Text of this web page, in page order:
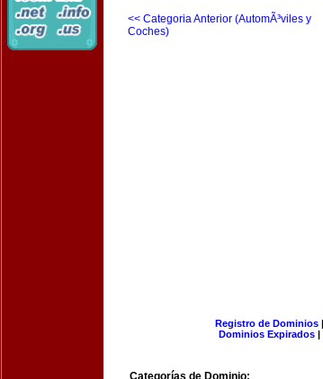
<< Categoria Anterior (AutomÃ³viles y
Coches)
Registro de Dominios|
Dominios Expirados |
Categorías de Dominio: